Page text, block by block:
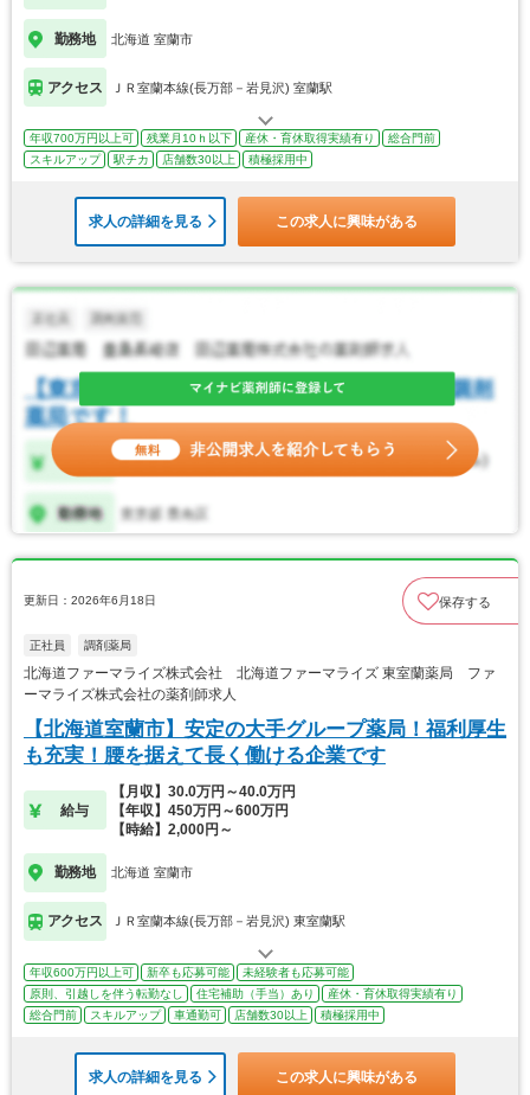
勤務地 北海道 室蘭市
アクセス ＪＲ室蘭本線(長万部－岩見沢) 室蘭駅
年収700万円以上可 残業月10ｈ以下 産休・育休取得実績有り
総合門前
スキルアップ
駅チカ 店舗数30以上 積極採用中
求人の詳細を見る この求人に興味がある
更新日：2026年6月18日 保存する
正社員 調剤薬局
北海道ファーマライズ株式会社 北海道ファーマライズ 東室蘭薬局 ファ
ーマライズ株式会社の薬剤師求人
【北海道室蘭市】安定の大手グループ薬局！福利厚生
も充実！腰を据えて長く働ける企業です
給与
【月収】30.0万円～40.0万円
【年収】450万円～600万円
【時給】2,000円～
勤務地 北海道 室蘭市
アクセス ＪＲ室蘭本線(長万部－岩見沢) 東室蘭駅
年収600万円以上可 新卒も応募可能
未経験者も応募可能
原則、引越しを伴う転勤なし
住宅補助（手当）あり
産休・育休取得実績有り
総合門前
スキルアップ 車通勤可 店舗数30以上 積極採用中
求人の詳細を見る この求人に興味がある